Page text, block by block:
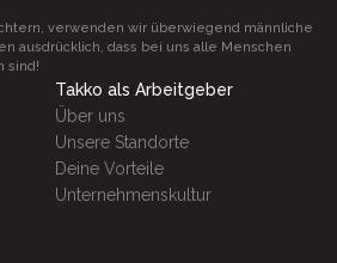
verwenden wir überwiegend männliche
ausdrücklich, dass bei uns alle Menschen
sind!
Takko als Arbeitgeber
Über uns
Unsere Standorte
Deine Vorteile
Unternehmenskultur